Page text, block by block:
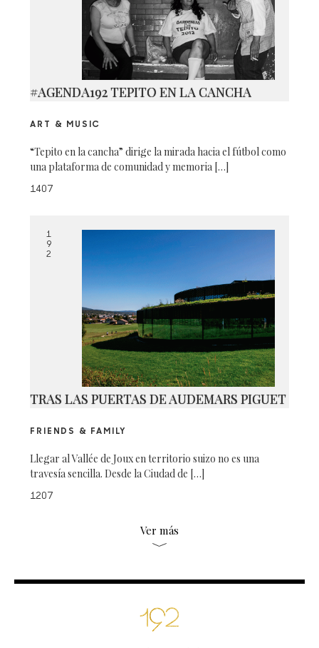
#AGENDA192 TEPITO EN LA CANCHA
ART & MUSIC
“Tepito en la cancha” dirige la mirada hacia el fútbol como
una plataforma de comunidad y memoria […]
1407
1
9
2
TRAS LAS PUERTAS DE AUDEMARS PIGUET
FRIENDS & FAMILY
Llegar al Vallée de Joux en territorio suizo no es una
travesía sencilla. Desde la Ciudad de […]
1207
Ver más